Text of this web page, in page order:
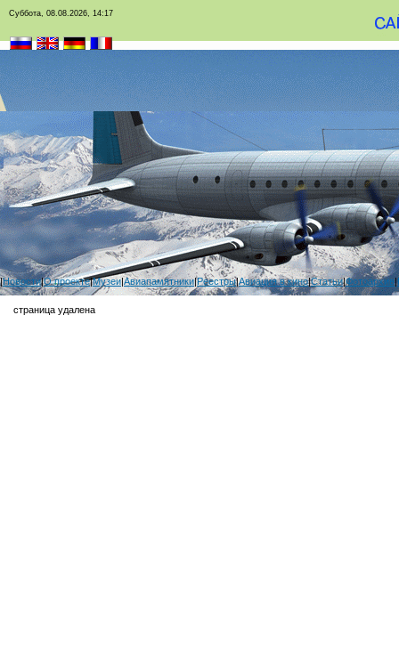
Суббота, 08.08.2026, 14:17
|Новости|О проекте|Музеи|Авиапамятники|Реестры|Авиация в кино|Статьи|Фотоархив|
страница удалена